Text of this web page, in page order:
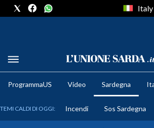
METEO
Italy
ProgrammaUS Video Sardegna
TEMI CALDI DI OGGI: Incendi Sos Sardegna